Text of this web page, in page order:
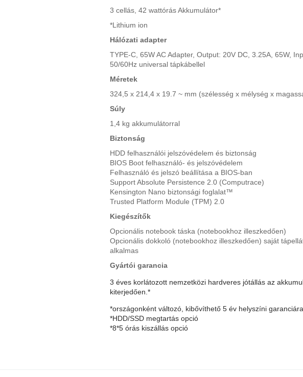
3 cellás, 42 wattórás Akkumulátor*
*Lithium ion
Hálózati adapter
TYPE-C, 65W AC Adapter, Output: 20V DC, 3.25A, 65W,
50/60Hz universal tápkábellel
Méretek
324,5 x 214,4 x 19.7 ~ mm (szélesség x mélység x
Súly
1,4 kg akkumulátorral
Biztonság
HDD felhasználói jelszóvédelem és biztonság
BIOS Boot felhasználó- és jelszóvédelem
Felhasználó és jelszó beállítása a BIOS-ban
Support Absolute Persistence 2.0 (Computrace)
Kensington Nano biztonsági foglalat™
Trusted Platform Module (TPM) 2.0
Kiegészítők
Opcionális notebook táska (notebookhoz illeszkedően)
Opcionális dokkoló (notebookhoz illeszkedően) saját
alkalmas
Gyártói garancia
3 éves korlátozott nemzetközi hardveres jótállás az
kiterjedően.*
*országonként változó, kibővíthető 5 év helyszíni garanciára
*HDD/SSD megtartás opció
*8*5 órás kiszállás opció